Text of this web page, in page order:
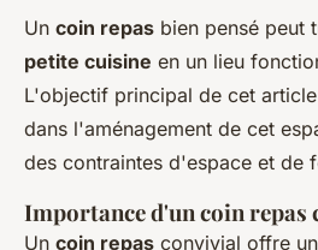
Un coin repas bien pensé peut
petite cuisine en un lieu
L'objectif principal de cet
dans l'aménagement de cet
des contraintes d'espace et de
Importance d'un coin repas
Un coin repas convivial offre